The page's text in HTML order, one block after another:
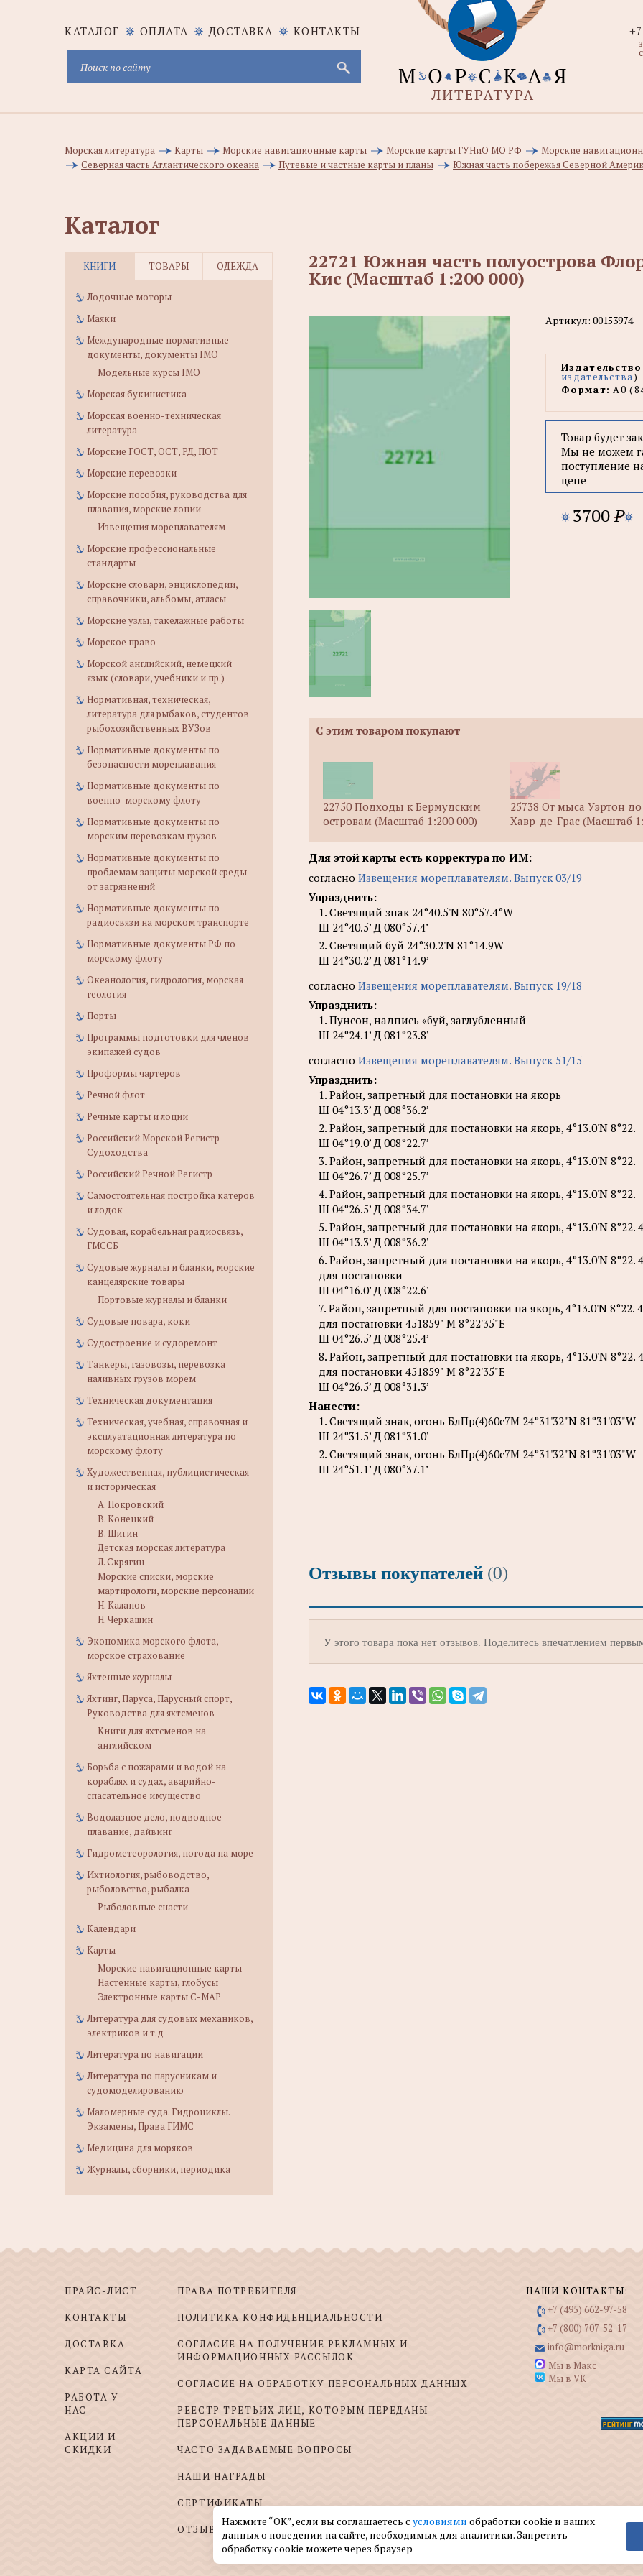
КАТАЛОГ ОПЛАТА ДОСТАВКА КОНТАКТЫ
Морская литература Карты Морские навигационные карты Морские карты ГУНиО МО РФ
Морские
Северная часть Атлантического океана
Путевые и частные карты и планы Южная часть побережья Северной
Каталог
КНИГИ ТОВАРЫ ОДЕЖДА
Лодочные моторы
Маяки
Международные нормативные
документы, документы IMO
Модельные курсы IMO
Морская букинистика
Морская военно-техническая
литература
Морские ГОСТ, ОСТ, РД, ПОТ
Морские перевозки
Морские пособия, руководства для
плавания, морские лоции
Извещения мореплавателям
Морские профессиональные
стандарты
Морские словари, энциклопедии,
справочники, альбомы, атласы
Морские узлы, такелажные работы
Морское право
Морской английский, немецкий
язык (словари, учебники и пр.)
Нормативная, техническая,
литература для рыбаков, студентов
рыбохозяйственных ВУЗов
Нормативные документы по
безопасности мореплавания
Нормативные документы по
военно-морскому флоту
Нормативные документы по
морским перевозкам грузов
Нормативные документы по
проблемам защиты морской среды
от загрязнений
Нормативные документы по
радиосвязи на морском транспорте
Нормативные документы РФ по
морскому флоту
Океанология, гидрология, морская
геология
Порты
Программы подготовки для членов
экипажей судов
Проформы чартеров
Речной флот
Речные карты и лоции
Российский Морской Регистр
Судоходства
Российский Речной Регистр
Самостоятельная постройка катеров
и лодок
Судовая, корабельная радиосвязь,
ГМССБ
Судовые журналы и бланки, морские
канцелярские товары
Портовые журналы и бланки
Судовые повара, коки
Судостроение и судоремонт
Танкеры, газовозы, перевозка
наливных грузов морем
Техническая документация
Техническая, учебная, справочная и
эксплуатационная литература по
морскому флоту
Художественная, публицистическая
и историческая
А. Покровский
В. Конецкий
В. Шигин
Детская морская литература
Л. Скрягин
Морские списки, морские
мартирологи, морские персоналии
Н. Каланов
Н. Черкашин
Экономика морского флота,
морское страхование
Яхтенные журналы
Яхтинг, Паруса, Парусный спорт,
Руководства для яхтсменов
Книги для яхтсменов на
английском
Борьба с пожарами и водой на
кораблях и судах, аварийно-
спасательное имущество
Водолазное дело, подводное
плавание, дайвинг
Гидрометеорология, погода на море
Ихтиология, рыбоводство,
рыболовство, рыбалка
Рыболовные снасти
Календари
Карты
Морские навигационные карты
Настенные карты, глобусы
Электронные карты C-MAP
Литература для судовых механиков,
электриков и т.д
Литература по навигации
Литература по парусникам и
судомоделированию
Маломерные суда. Гидроциклы.
Экзамены, Права ГИМС
Медицина для моряков
Журналы, сборники, периодика
22721 Южная часть полуострова
Кис (Масштаб 1:200 000)
Артикул: 00153974
издательства)
Формат: А0
Товар будет
Мы не можем
поступление
цене
3700P
С этим товаром покупают
22750 Подходы к Бермудским
островам (Масштаб 1:200 000)
25738 От мыса Уэртон
Хавр-де-Грас (Масштаб
Для этой карты есть корректура по ИМ:
согласно Извещения мореплавателям. Выпуск 03/19
Упразднить:
1. Светящий знак 24°40.5'N 80°57.4°W
Ш 24°40.5’ Д 080°57.4’
2. Светящий буй 24°30.2'N 81°14.9W
Ш 24°30.2’ Д 081°14.9’
согласно Извещения мореплавателям. Выпуск 19/18
Упразднить:
1. Пунсон, надпись «буй, заглубленный
Ш 24°24.1’ Д 081°23.8’
согласно Извещения мореплавателям. Выпуск 51/15
Упразднить:
1. Район, запретный для постановки на якорь
Ш 04°13.3’ Д 008°36.2’
2. Район, запретный для постановки на якорь, 4°13.0'N 8°22.
Ш 04°19.0’ Д 008°22.7’
3. Район, запретный для постановки на якорь, 4°13.0'N 8°22.
Ш 04°26.7’ Д 008°25.7’
4. Район, запретный для постановки на якорь, 4°13.0'N 8°22.
Ш 04°26.5’ Д 008°34.7’
5. Район, запретный для постановки на якорь, 4°13.0'N 8°22.
Ш 04°13.3’ Д 008°36.2’
6. Район, запретный для постановки на якорь, 4°13.0'N 8°22.
для постановки
Ш 04°16.0’ Д 008°22.6’
7. Район, запретный для постановки на якорь, 4°13.0'N 8°22.
для постановки 451859" М 8°22'35"Е
Ш 04°26.5’ Д 008°25.4’
8. Район, запретный для постановки на якорь, 4°13.0'N 8°22.
для постановки 451859" М 8°22'35"Е
Ш 04°26.5’ Д 008°31.3’
Нанести:
1. Светящий знак, огонь БлПр(4)60с7М 24°31'32"N 81°31'03"W
Ш 24°31.5’ Д 081°31.0’
2. Светящий знак, огонь БлПр(4)60с7М 24°31'32"N 81°31'03"W
Ш 24°51.1’ Д 080°37.1’
Отзывы покупателей (0)
У этого товара пока нет отзывов. Поделитесь впечатлением
ПРАЙС-ЛИСТ
КОНТАКТЫ
ДОСТАВКА
КАРТА САЙТА
РАБОТА У
НАС
АКЦИИ И
СКИДКИ
ПРАВА ПОТРЕБИТЕЛЯ
ПОЛИТИКА КОНФИДЕНЦИАЛЬНОСТИ
СОГЛАСИЕ НА ПОЛУЧЕНИЕ РЕКЛАМНЫХ И
ИНФОРМАЦИОННЫХ РАССЫЛОК
СОГЛАСИЕ НА ОБРАБОТКУ ПЕРСОНАЛЬНЫХ ДАННЫХ
РЕЕСТР ТРЕТЬИХ ЛИЦ, КОТОРЫМ ПЕРЕДАНЫ
ПЕРСОНАЛЬНЫЕ ДАННЫЕ
ЧАСТО ЗАДАВАЕМЫЕ ВОПРОСЫ
НАШИ НАГРАДЫ
СЕРТИФИКАТЫ
ОТЗЫВЫ И ПОЖЕЛАНИЯ
НАШИ КОНТАКТЫ:
+7 (495) 662-97-58
+7 (800) 707-52-17
info@morkniga.ru
Мы в Макс
Мы в VK
Нажмите “ОК”, если вы соглашаетесь с условиями обработки cookie и ваших
данных о поведении на сайте, необходимых для аналитики. Запретить
обработку cookie можете через браузер